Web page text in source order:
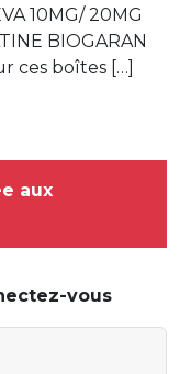
10MG/ 20MG
BIOGARAN
ces boîtes […]
aux
vous